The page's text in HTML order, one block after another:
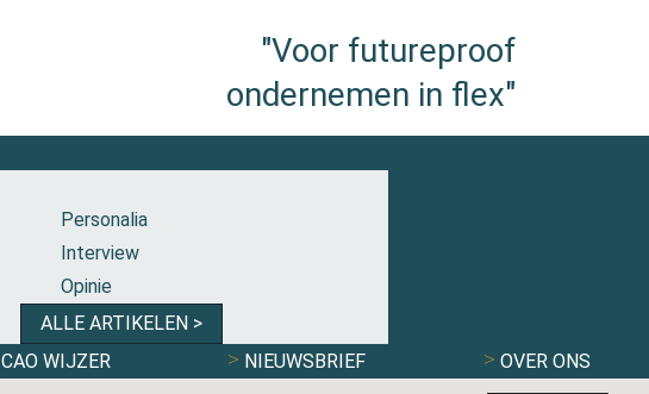
"Voor futureproof
ondernemen in flex"
Personalia
Interview
Opinie
ALLE ARTIKELEN >
CAO WIJZER NIEUWSBRIEF OVER ONS